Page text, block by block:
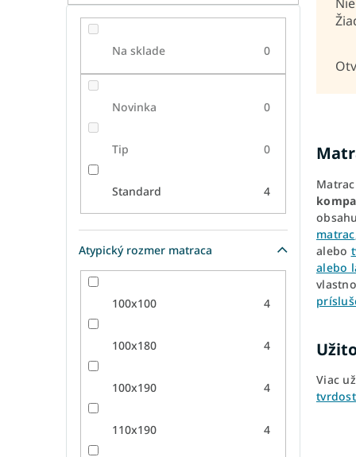
Na sklade 0
Novinka 0
Tip 0
Standard 4
Atypický rozmer matraca
100x100 4
100x180 4
100x190 4
110x190 4
matrac
alebo
alebo
Viac